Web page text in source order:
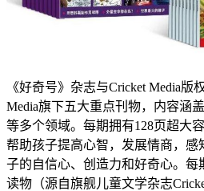
《好奇号》杂志与Cricket Media版
Media旗下五大重点刊物，内容涵
等多个领域。每期拥有128页超大
帮助孩子提高心智，发展情商，
子的自信心、创造力和好奇心。每
读物（源自旗舰儿童文学杂志